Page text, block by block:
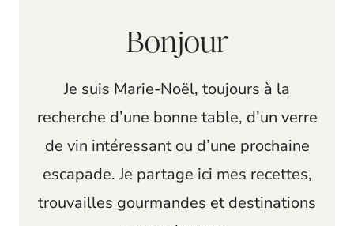
Bonjour
Je suis Marie-Noël, toujours à la
recherche d’une bonne table, d’un verre
de vin intéressant ou d’une prochaine
escapade. Je partage ici mes recettes,
trouvailles gourmandes et destinations